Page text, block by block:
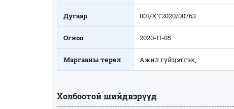
Дугаар 001/ХТ2020/00763
Огноо 2020-11-05
Маргааны төрөл Ажил гүйцэтгэх,
Холбоотой шийдвэрүүд